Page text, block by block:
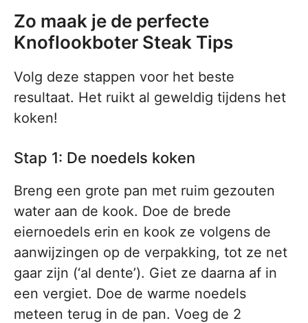
Zo maak je de perfecte
Knoflookboter Steak Tips
Volg deze stappen voor het beste
resultaat. Het ruikt al geweldig tijdens het
koken!
Stap 1: De noedels koken
Breng een grote pan met ruim gezouten
water aan de kook. Doe de brede
eiernoedels erin en kook ze volgens de
aanwijzingen op de verpakking, tot ze net
gaar zijn (‘al dente’). Giet ze daarna af in
een vergiet. Doe de warme noedels
meteen terug in de pan. Voeg de 2